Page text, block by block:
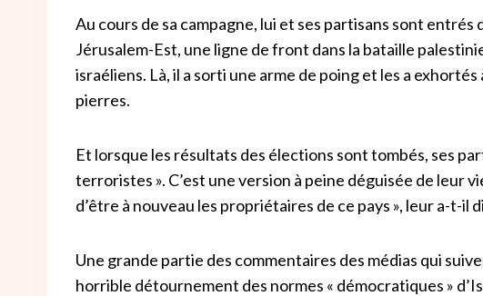
Au cours de sa campagne, lui et ses partisans sont entrés
Jérusalem-Est, une ligne de front dans la bataille
israéliens. Là, il a sorti une arme de poing et les a
pierres.
Et lorsque les résultats des élections sont tombés, ses
terroristes ». C’est une version à peine déguisée de leur
d’être à nouveau les propriétaires de ce pays », leur a-t-il
Une grande partie des commentaires des médias qui
horrible détournement des normes « démocratiques »